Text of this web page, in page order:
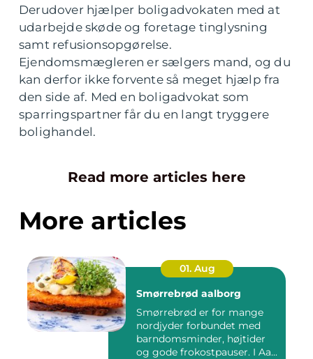
Derudover hjælper boligadvokaten med at
udarbejde skøde og foretage tinglysning
samt refusionsopgørelse.
Ejendomsmægleren er sælgers mand, og du
kan derfor ikke forvente så meget hjælp fra
den side af. Med en boligadvokat som
sparringspartner får du en langt tryggere
bolighandel.
Read more articles here
More articles
01. Aug
Smørrebrød aalborg
Smørrebrød er for mange
nordjyder forbundet med
barndomsminder, højtider
og gode frokostpauser. I Aa...